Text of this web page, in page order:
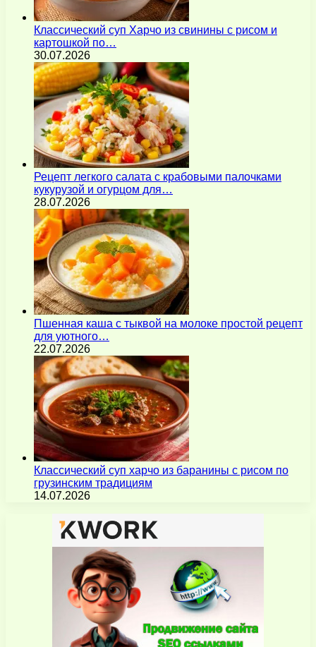
Классический суп Харчо из свинины с рисом и
картошкой по…
30.07.2026
Рецепт легкого салата с крабовыми палочками
кукурузой и огурцом для…
28.07.2026
Пшенная каша с тыквой на молоке простой рецепт
для уютного…
22.07.2026
Классический суп харчо из баранины с рисом по
грузинским традициям
14.07.2026